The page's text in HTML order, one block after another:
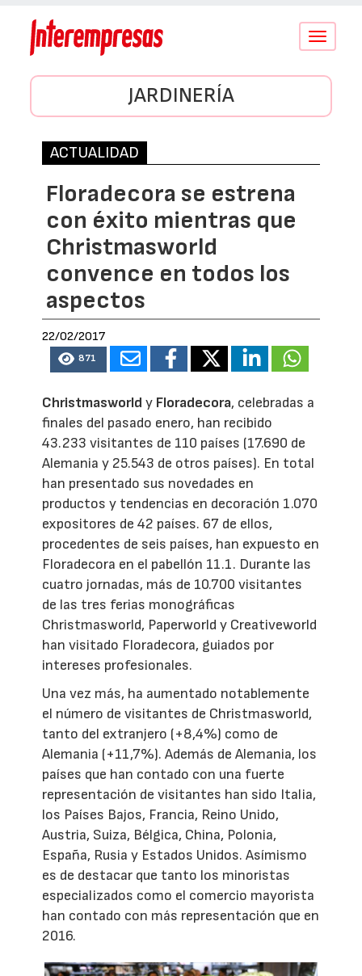
Conmutar
JARDINERÍA
ACTUALIDAD
Floradecora se estrena
con éxito mientras que
Christmasworld
convence en todos los
aspectos
22/02/2017
871
Christmasworld y Floradecora, celebradas a
finales del pasado enero, han recibido
43.233 visitantes de 110 países (17.690 de
Alemania y 25.543 de otros países). En total
han presentado sus novedades en
productos y tendencias en decoración 1.070
expositores de 42 países. 67 de ellos,
procedentes de seis países, han expuesto en
Floradecora en el pabellón 11.1. Durante las
cuatro jornadas, más de 10.700 visitantes
de las tres ferias monográficas
Christmasworld, Paperworld y Creativeworld
han visitado Floradecora, guiados por
intereses profesionales.
Una vez más, ha aumentado notablemente
el número de visitantes de Christmasworld,
tanto del extranjero (+8,4%) como de
Alemania (+11,7%). Además de Alemania, los
países que han contado con una fuerte
representación de visitantes han sido Italia,
los Países Bajos, Francia, Reino Unido,
Austria, Suiza, Bélgica, China, Polonia,
España, Rusia y Estados Unidos. Asímismo
es de destacar que tanto los minoristas
especializados como el comercio mayorista
han contado con más representación que en
2016.